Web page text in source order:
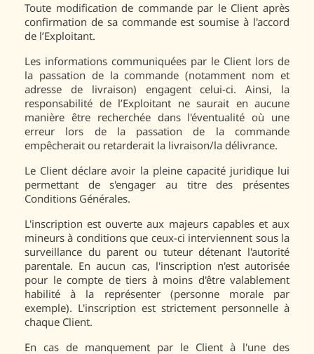
Toute modification de commande par le Client après
confirmation de sa commande est soumise à l'accord
de l’Exploitant.
Les informations communiquées par le Client lors de
la passation de la commande (notamment nom et
adresse de livraison) engagent celui-ci. Ainsi, la
responsabilité de l’Exploitant ne saurait en aucune
manière être recherchée dans l'éventualité où une
erreur lors de la passation de la commande
empêcherait ou retarderait la livraison/la délivrance.
Le Client déclare avoir la pleine capacité juridique lui
permettant de s'engager au titre des présentes
Conditions Générales.
L'inscription est ouverte aux majeurs capables et aux
mineurs à conditions que ceux-ci interviennent sous la
surveillance du parent ou tuteur détenant l'autorité
parentale. En aucun cas, l'inscription n'est autorisée
pour le compte de tiers à moins d'être valablement
habilité à la représenter (personne morale par
exemple). L'inscription est strictement personnelle à
chaque Client.
En cas de manquement par le Client à l'une des